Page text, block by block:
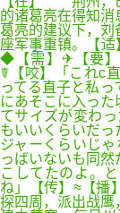
的诸葛亮在得知
葛亮的建议下，刘
座军事重镇。【
◆【需】✈【要
☤【咬】「これc
ってる直子と私っ
にあそこに入っ
てサイズが変わ
もいいくらいだっ
ジャーくらいじ
っばいないも同
こしてたのよ。
ね」【传】≈【
探四周，派出战鹰